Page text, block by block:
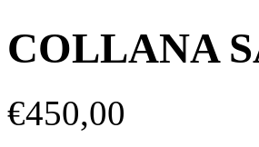
COLLANA
€450,00